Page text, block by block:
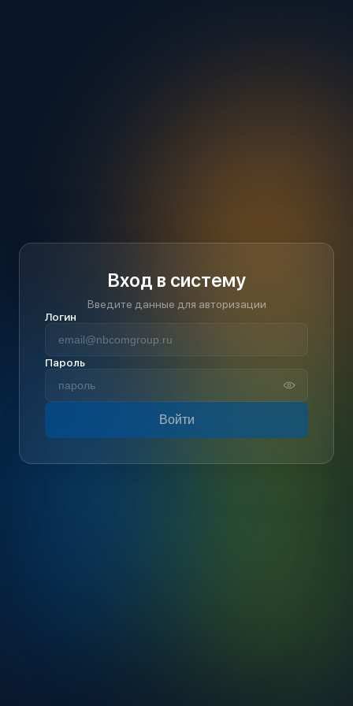
Вход в систему
Введите данные для авторизации
Логин
Пароль
Войти